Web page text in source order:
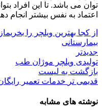
توان می باشد. تا این افراد
اعتماد به نفس بیشتر انجام
از کجا بهترین ویلچر را بخریم
بیمارستانی
جدیدتر
تولیدی ویلچر موژان طب
بازگشت به لیست
قدیمی تر خدمات تعمیر
نوشته های مشابه